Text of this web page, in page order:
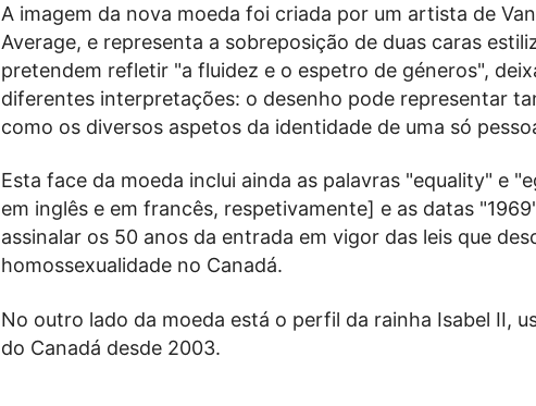
A imagem da nova moeda foi criada por um artista de
Average, e representa a sobreposição de duas caras
pretendem refletir "a fluidez e o espetro de géneros",
diferentes interpretações: o desenho pode representar
como os diversos aspetos da identidade de uma só
Esta face da moeda inclui ainda as palavras "equality" e
em inglês e em francês, respetivamente] e as datas
assinalar os 50 anos da entrada em vigor das leis que
homossexualidade no Canadá.
No outro lado da moeda está o perfil da rainha Isabel II,
do Canadá desde 2003.